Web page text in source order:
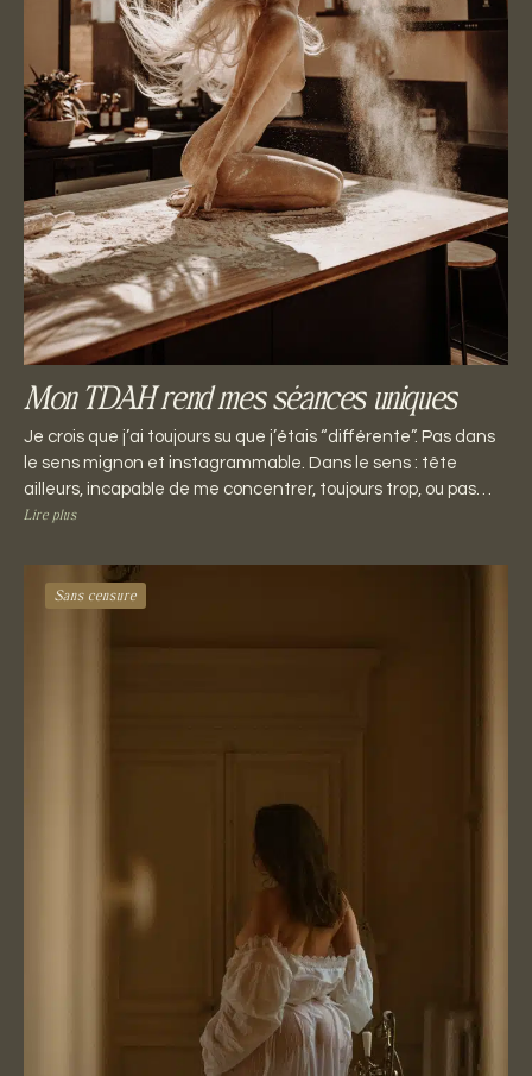
Mon TDAH rend mes séances uniques
Je crois que j’ai toujours su que j’étais “différente”. Pas dans
le sens mignon et instagrammable. Dans le sens : tête
ailleurs, incapable de me concentrer, toujours trop, ou pas…
Lire plus
Sans censure